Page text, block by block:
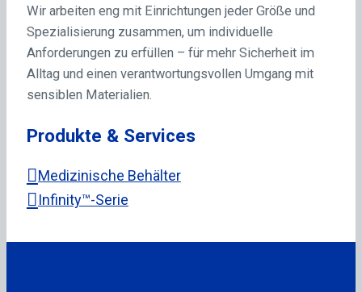
Wir arbeiten eng mit Einrichtungen jeder Größe und
Spezialisierung zusammen, um individuelle
Anforderungen zu erfüllen – für mehr Sicherheit im
Alltag und einen verantwortungsvollen Umgang mit
sensiblen Materialien.
Produkte & Services
Medizinische Behälter
Infinity™-Serie